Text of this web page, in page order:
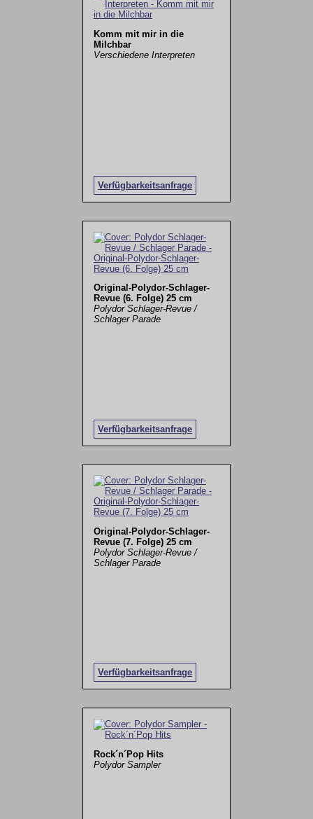
Komm mit mir in die
Milchbar
Verschiedene Interpreten
Verfügbarkeitsanfrage
Original-Polydor-Schlager-
Revue (6. Folge) 25 cm
Polydor Schlager-Revue /
Schlager Parade
Verfügbarkeitsanfrage
Original-Polydor-Schlager-
Revue (7. Folge) 25 cm
Polydor Schlager-Revue /
Schlager Parade
Verfügbarkeitsanfrage
Rock´n´Pop Hits
Polydor Sampler